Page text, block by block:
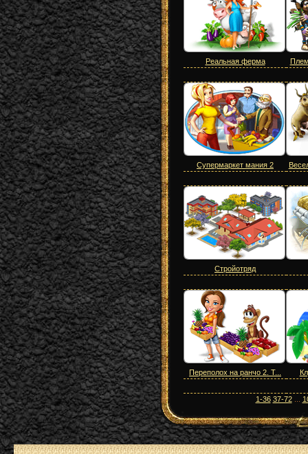
Реальная ферма
Супермаркет мания 2
Стройотряд
Переполох на ранчо 2. Т...
1-36 37-72